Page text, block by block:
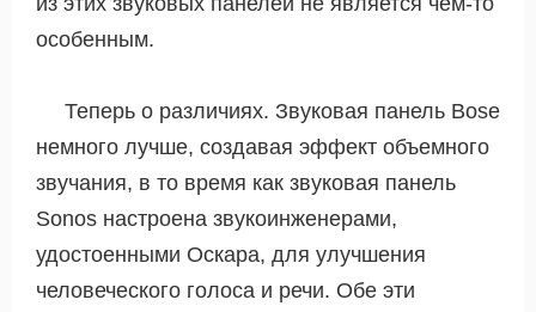
особенным.
Теперь о различиях. Звуковая панель Bose
немного лучше, создавая эффект объемного
звучания, в то время как звуковая панель
Sonos настроена звукоинженерами,
удостоенными Оскара, для улучшения
человеческого голоса и речи. Обе эти